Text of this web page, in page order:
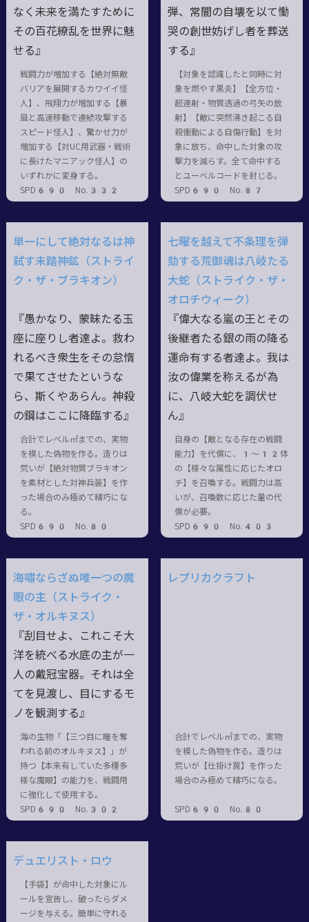
なく未来を満たすために
その百花繚乱を世界に魅
せる』
戦闘力が増加する【絶対無敵
バリアを展開するカワイイ怪
人】、飛翔力が増加する【暴
風と高速移動で連続攻撃する
スピード怪人】、驚かせ力が
増加する【対UC用武器・戦術
に長けたマニアック怪人】の
いずれかに変身する。
SPD690 No.332
弾、常闇の自壊を以て慟
哭の創世妨げし者を葬送
する』
【対象を認識したと同時に対
象を燃やす黒炎】【全方位・
超連射・物質透過の弓矢の放
射】【敵に突然沸き起こる自
殺衝動による自傷行動】を対
象に放ち、命中した対象の攻
撃力を減らす。全て命中する
とユーベルコードを封じる。
SPD690 No.87
単一にして絶対なるは神
弑す未踏神鉱（ストライ
ク・ザ・ブラキオン）
『愚かなり、蒙昧たる玉
座に座りし者達よ。救わ
れるべき衆生をその怠惰
で果てさせたというな
ら、斯くやあらん。神殺
の鋼はここに降臨する』
合計でレベル㎥までの、実物
を模した偽物を作る。造りは
荒いが【絶対物質ブラキオン
を素材とした対神兵装】を作
った場合のみ極めて精巧にな
る。
SPD690 No.80
七曜を越えて不条理を弾
劾する荒御魂は八岐たる
大蛇（ストライク・ザ・
オロチウィーク）
『偉大なる嵐の王とその
後継者たる銀の雨の降る
運命有する者達よ。我は
汝の偉業を称えるが為
に、八岐大蛇を調伏せ
ん』
自身の【敵となる存在の戦闘
能力】を代償に、1〜12体
の【様々な属性に応じたオロ
チ】を召喚する。戦闘力は高
いが、召喚数に応じた量の代
償が必要。
SPD690 No.403
海嘯ならざぬ唯一つの魔
眼の主（ストライク・
ザ・オルキヌス）
『刮目せよ、これこそ大
洋を統べる水底の主が一
人の戴冠宝器。それは全
てを見渡し、目にするモ
ノを観測する』
海の生物「【三つ目に瞳を奪
われる前のオルキヌス】」が
持つ【本来有していた多種多
様な魔眼】の能力を、戦闘用
に強化して使用する。
SPD690 No.302
レプリカクラフト
合計でレベル㎥までの、実物
を模した偽物を作る。造りは
荒いが【仕掛け罠】を作った
場合のみ極めて精巧になる。
SPD690 No.80
デュエリスト・ロウ
【手袋】が命中した対象にル
ールを宣告し、破ったらダメ
ージを与える。簡単に守れる